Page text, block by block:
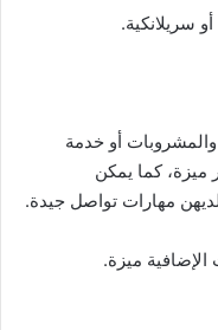
أو سريلانكية.
أو خدمة
ميزة، كما يمكن
لديهن مهارات تواصل جيدة.
الإضافية ميزة.